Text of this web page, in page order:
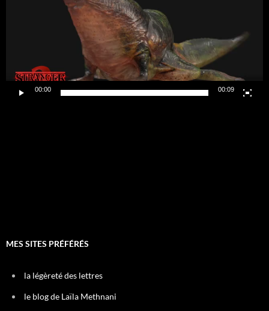
00:00 00:09
MES SITES PRÉFÉRÉS
la légèreté des lettres
le blog de Laïla Methnani